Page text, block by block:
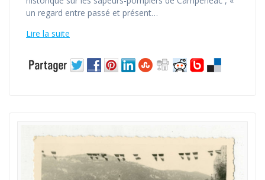
un regard entre passé et présent…
Lire la suite